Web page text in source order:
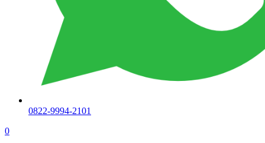
0822-9994-2101
0